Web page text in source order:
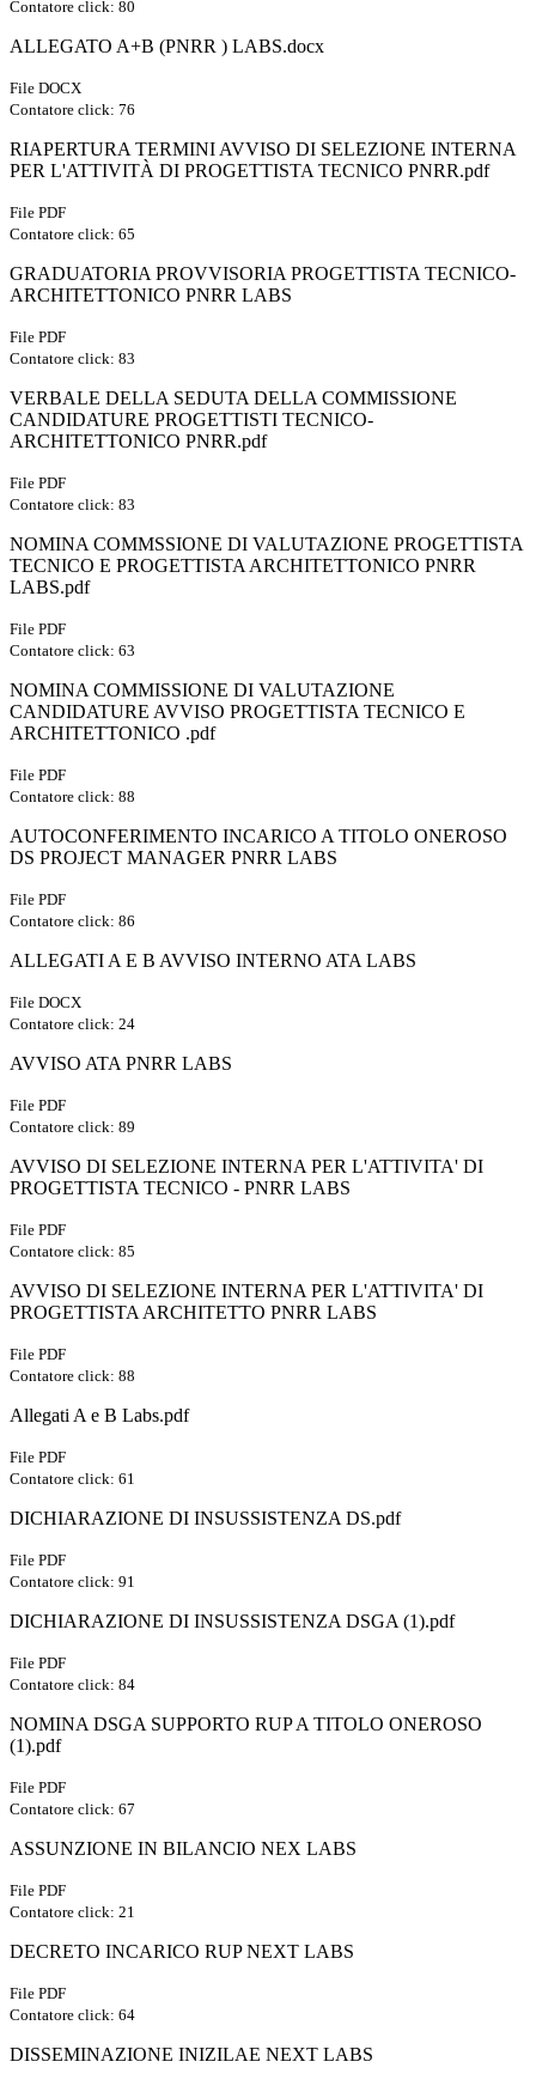
Contatore click: 80
ALLEGATO A+B (PNRR ) LABS.docx
File DOCX
Contatore click: 76
RIAPERTURA TERMINI AVVISO DI SELEZIONE INTERNA
PER L'ATTIVITÀ DI PROGETTISTA TECNICO PNRR.pdf
File PDF
Contatore click: 65
GRADUATORIA PROVVISORIA PROGETTISTA TECNICO-
ARCHITETTONICO PNRR LABS
File PDF
Contatore click: 83
VERBALE DELLA SEDUTA DELLA COMMISSIONE
CANDIDATURE PROGETTISTI TECNICO-
ARCHITETTONICO PNRR.pdf
File PDF
Contatore click: 83
NOMINA COMMSSIONE DI VALUTAZIONE PROGETTISTA
TECNICO E PROGETTISTA ARCHITETTONICO PNRR
LABS.pdf
File PDF
Contatore click: 63
NOMINA COMMISSIONE DI VALUTAZIONE
CANDIDATURE AVVISO PROGETTISTA TECNICO E
ARCHITETTONICO .pdf
File PDF
Contatore click: 88
AUTOCONFERIMENTO INCARICO A TITOLO ONEROSO
DS PROJECT MANAGER PNRR LABS
File PDF
Contatore click: 86
ALLEGATI A E B AVVISO INTERNO ATA LABS
File DOCX
Contatore click: 24
AVVISO ATA PNRR LABS
File PDF
Contatore click: 89
AVVISO DI SELEZIONE INTERNA PER L'ATTIVITA' DI
PROGETTISTA TECNICO - PNRR LABS
File PDF
Contatore click: 85
AVVISO DI SELEZIONE INTERNA PER L'ATTIVITA' DI
PROGETTISTA ARCHITETTO PNRR LABS
File PDF
Contatore click: 88
Allegati A e B Labs.pdf
File PDF
Contatore click: 61
DICHIARAZIONE DI INSUSSISTENZA DS.pdf
File PDF
Contatore click: 91
DICHIARAZIONE DI INSUSSISTENZA DSGA (1).pdf
File PDF
Contatore click: 84
NOMINA DSGA SUPPORTO RUP A TITOLO ONEROSO
(1).pdf
File PDF
Contatore click: 67
ASSUNZIONE IN BILANCIO NEX LABS
File PDF
Contatore click: 21
DECRETO INCARICO RUP NEXT LABS
File PDF
Contatore click: 64
DISSEMINAZIONE INIZILAE NEXT LABS